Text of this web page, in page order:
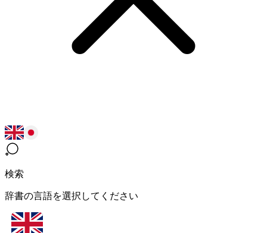
検索
辞書の言語を選択してください